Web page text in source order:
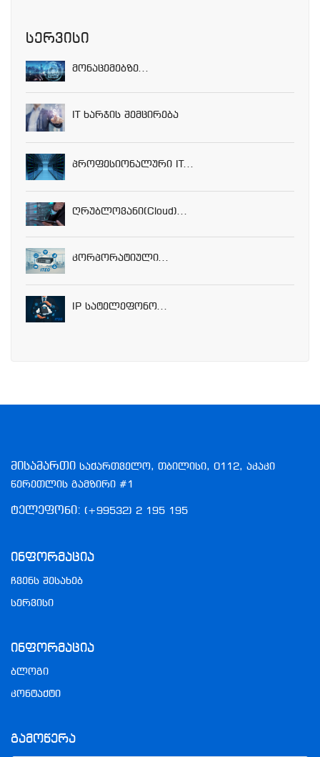
სერვისი
Მონაცემებზე...
IT Ხარჯის Შემცირება
Პროფესიონალური IT...
Ღრუბლოვანი(Cloud)...
Კორპორატიული...
IP Სატელეფონო...
მისამართი საქართველო, თბილისი, 0112, აკაკი
წერეთლის გამზირი #1
ტელეფონი: (+99532) 2 195 195
Ინფორმაცია
ჩვენს შესახებ
სერვისი
Ინფორმაცია
ბლოგი
კონტაქტი
Გამოწერა